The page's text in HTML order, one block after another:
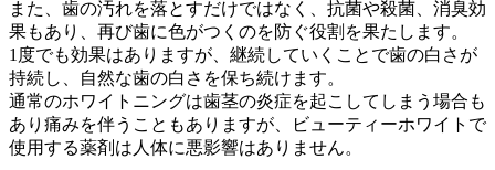
また、歯の汚れを落とすだけではなく、抗菌や殺菌、消臭効
果もあり、再び歯に色がつくのを防ぐ役割を果たします。
1度でも効果はありますが、継続していくことで歯の白さが
持続し、自然な歯の白さを保ち続けます。
通常のホワイトニングは歯茎の炎症を起こしてしまう場合も
あり痛みを伴うこともありますが、ビューティーホワイトで
使用する薬剤は人体に悪影響はありません。